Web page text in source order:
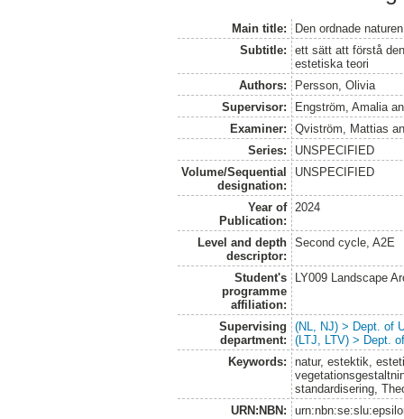
Main title:
Den ordnade naturen
Subtitle:
ett sätt att förstå
estetiska teori
Authors:
Persson, Olivia
Supervisor:
Engström, Amalia
Examiner:
Qviström, Mattias
Series:
UNSPECIFIED
Volume/Sequential
designation:
UNSPECIFIED
Year of
Publication:
2024
Level and depth
descriptor:
Second cycle, A2E
Student's
programme
affiliation:
LY009 Landscape
Supervising
department:
(NL, NJ) > Dept. of
(LTJ, LTV) > Dept.
Keywords:
natur, estektik,
standardisering,
URN:NBN: